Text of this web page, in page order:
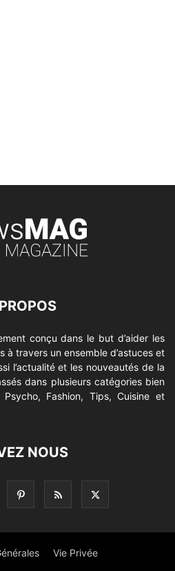
conçu dans le but d’aider les
à travers un ensemble d’astuces et
l’actualité et les nouveautés de la
dans plusieurs catégories bien
Fashion, Tips, Cuisine et
NOUS
Vie Privée